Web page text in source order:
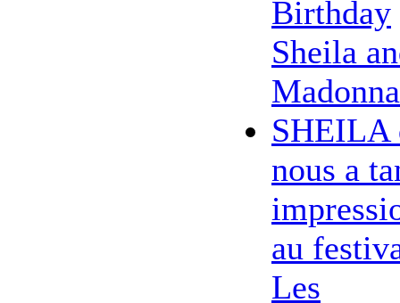
Birthday
Sheila
Madonna
SHEILA
nous a
au
Les